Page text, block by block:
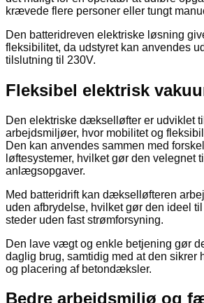
krævede flere personer eller tungt
Den batteridreven elektriske løsning
fleksibilitet, da udstyret kan anvendes
tilslutning til 230V.
Fleksibel elektrisk
Den elektriske dækselløfter er udviklet
arbejdsmiljøer, hvor mobilitet og
Den kan anvendes sammen med
løftesystemer, hvilket gør den velegnet
anlægsopgaver.
Med batteridrift kan dækselløfteren
uden afbrydelse, hvilket gør den ideel
steder uden fast strømforsyning.
Den lave vægt og enkle betjening gør
daglig brug, samtidig med at den
og placering af betondæksler.
Bedre arbejdsmiljø og